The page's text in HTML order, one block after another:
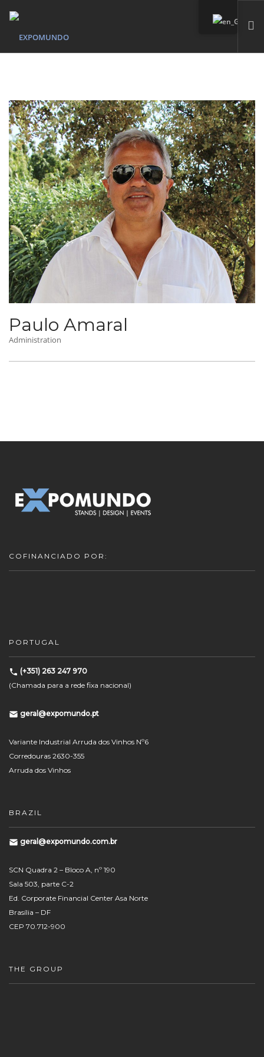
SERVICES
OUR MARKS
PORTFOLIO
CONTACT
SEARCH SITE
Paulo Amaral
Administration
COFINANCIADO POR:
PORTUGAL
(+351) 263 247 970
(Chamada para a rede fixa nacional)
geral@expomundo.pt
Variante Industrial Arruda dos Vinhos Nº6
Corredouras 2630-355
Arruda dos Vinhos
BRAZIL
geral@expomundo.com.br
SCN Quadra 2 – Bloco A, nº 190
Sala 503, parte C-2
Ed. Corporate Financial Center Asa Norte
Brasília – DF
CEP 70.712-900
THE GROUP